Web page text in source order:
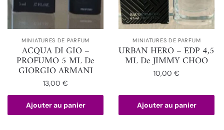
MINIATURES DE PARFUM
ACQUA DI GIO –
PROFUMO 5 ML De
GIORGIO ARMANI
13,00€
Ajouter au panier
MINIATURES DE PARFUM
URBAN HERO – EDP 4,5
ML De JIMMY CHOO
10,00€
Ajouter au panier